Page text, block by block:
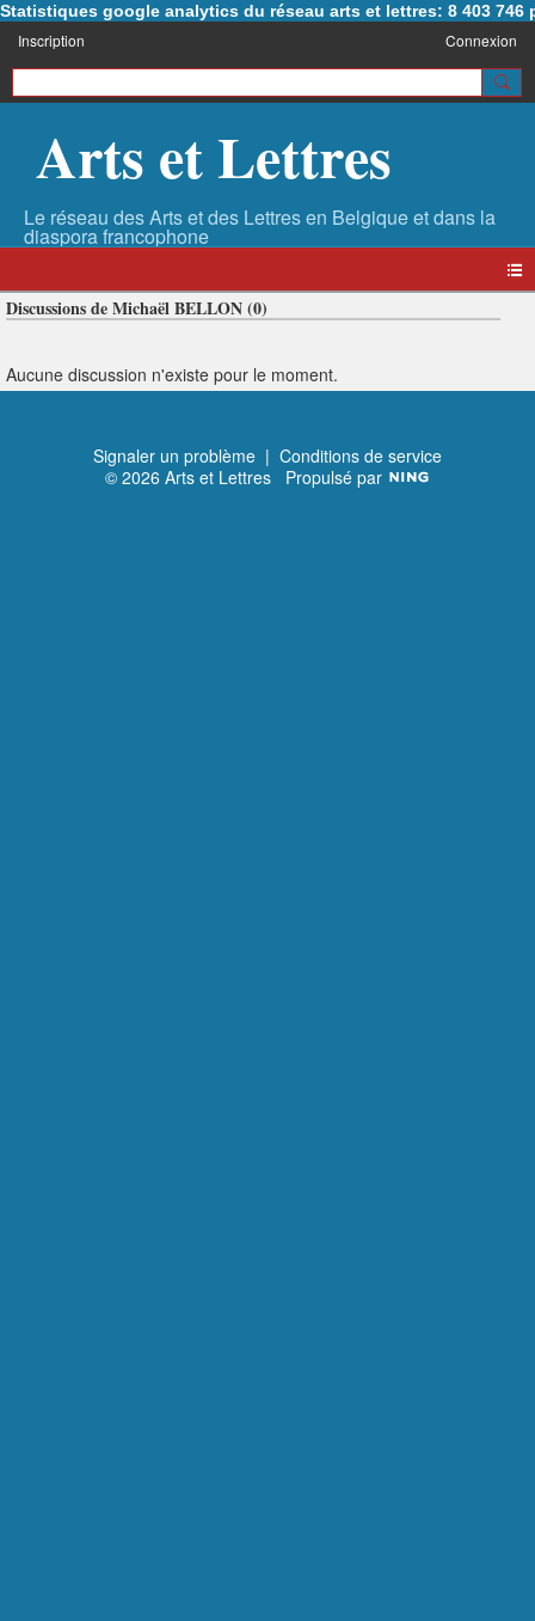
Statistiques google analytics du réseau arts et lettres: 8 403 746
Inscription Connexion
Arts et Lettres
Discussions de Michaël BELLON (0)
Aucune discussion n'existe pour le moment.
Signaler un problème | Conditions de service
© 2026 Arts et Lettres Propulsé par